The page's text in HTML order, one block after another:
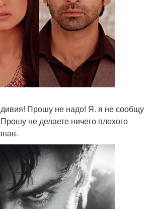
дивия! Прошу не надо! Я. я не сообщу
не делаете ничего плохого